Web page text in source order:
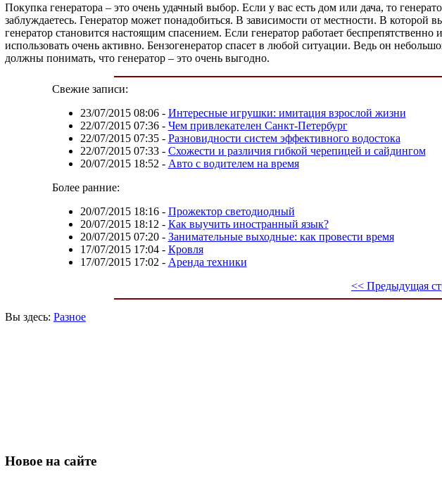
Покупка генератора – это очень удачный выбор. Если у вас есть дом или дача, то
заблуждаетесь. Генератор может понадобиться. В зависимости от местности. В
генератор становится настоящим спасением. Если генератор работает
использовать очень активно. Бензогенератор спасет в любой ситуации. Ведь он
должны понимать, что генератор – это очень выгодно.
Свежие записи:
23/07/2015 08:06- Интересные игрушки: имитация взрослой жизни
22/07/2015 07:36- Чем привлекателен Санкт-Петербург
22/07/2015 07:35- Разновидности систем эффективного водостока
22/07/2015 07:33- Схожести и различия гибкой черепицей и сайдингом
20/07/2015 18:52 - Авто с водителем на время
Более ранние:
20/07/2015 18:16- Прожектор светодиодный
20/07/2015 18:12 - Как выучить иностранный язык?
20/07/2015 07:20- Занимательные выходные: как провести время
17/07/2015 17:04- Кровля
17/07/2015 17:02 - Аренда техники
<< Предыдущая
Вы здесь: Разное
Новое на сайте